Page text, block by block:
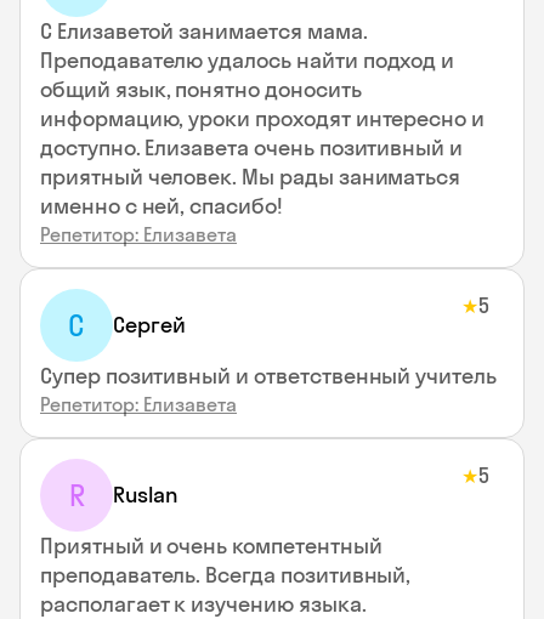
С Елизаветой занимается мама.
Преподавателю удалось найти подход и
общий язык, понятно доносить
информацию, уроки проходят интересно и
доступно. Елизавета очень позитивный и
приятный человек. Мы рады заниматься
именно с ней, спасибо!
Репетитор: Елизавета
С Сергей
★5
Супер позитивный и ответственный учитель
Репетитор: Елизавета
R Ruslan
★5
Приятный и очень компетентный
преподаватель. Всегда позитивный,
располагает к изучению языка.